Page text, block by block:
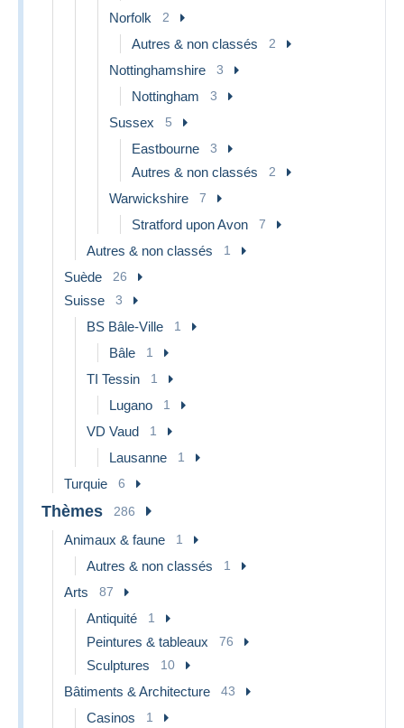
Norfolk 2
Autres & non classés 2
Nottinghamshire 3
Nottingham 3
Sussex 5
Eastbourne 3
Autres & non classés 2
Warwickshire 7
Stratford upon Avon 7
Autres & non classés 1
Suède 26
Suisse 3
BS Bâle-Ville 1
Bâle 1
TI Tessin 1
Lugano 1
VD Vaud 1
Lausanne 1
Turquie 6
Thèmes 286
Animaux & faune 1
Autres & non classés 1
Arts 87
Antiquité 1
Peintures & tableaux 76
Sculptures 10
Bâtiments & Architecture 43
Casinos 1